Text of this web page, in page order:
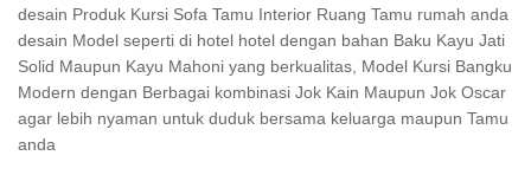
desain Produk Kursi Sofa Tamu Interior Ruang Tamu rumah anda
desain Model seperti di hotel hotel dengan bahan Baku Kayu Jati
Solid Maupun Kayu Mahoni yang berkualitas, Model Kursi Bangku
Modern dengan Berbagai kombinasi Jok Kain Maupun Jok Oscar
agar lebih nyaman untuk duduk bersama keluarga maupun Tamu
anda